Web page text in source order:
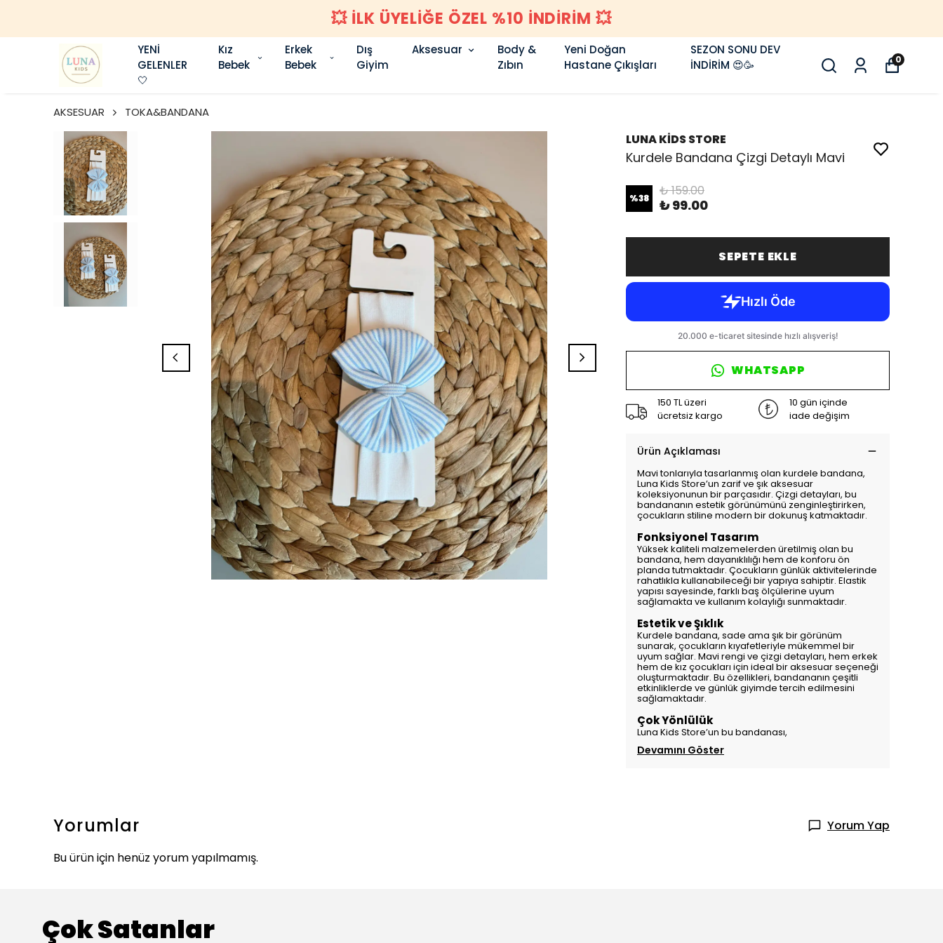
💥 İLK ÜYELİĞE ÖZEL %10 İNDİRİM 💥
YENİ
GELENLER
🤍
Kız
Bebek
Erkek
Bebek
Dış
Giyim
Aksesuar
Body &
Zıbın
Yeni Doğan
Hastane Çıkışları
SEZON SONU DEV
İNDİRİM 😍🥳
0
AKSESUAR TOKA&BANDANA
LUNA KİDS STORE
Kurdele Bandana Çizgi Detaylı Mavi
%38 ₺ 159.00
₺ 99.00
SEPETE EKLE
WHATSAPP
150 TL üzeri
ücretsiz kargo
10 gün içinde
iade değişim
Ürün Açıklaması
Mavi tonlarıyla tasarlanmış olan kurdele bandana,
Luna Kids Store’un zarif ve şık aksesuar
koleksiyonunun bir parçasıdır. Çizgi detayları, bu
bandananın estetik görünümünü zenginleştirirken,
çocukların stiline modern bir dokunuş katmaktadır.
Fonksiyonel Tasarım
Yüksek kaliteli malzemelerden üretilmiş olan bu
bandana, hem dayanıklılığı hem de konforu ön
planda tutmaktadır. Çocukların günlük aktivitelerinde
rahatlıkla kullanabileceği bir yapıya sahiptir. Elastik
yapısı sayesinde, farklı baş ölçülerine uyum
sağlamakta ve kullanım kolaylığı sunmaktadır.
Estetik ve Şıklık
Kurdele bandana, sade ama şık bir görünüm
sunarak, çocukların kıyafetleriyle mükemmel bir
uyum sağlar. Mavi rengi ve çizgi detayları, hem erkek
hem de kız çocukları için ideal bir aksesuar seçeneği
oluşturmaktadır. Bu özellikleri, bandananın çeşitli
etkinliklerde ve günlük giyimde tercih edilmesini
sağlamaktadır.
Çok Yönlülük
Luna Kids Store’un bu bandanası,
Devamını Göster
Yorumlar
Yorum Yap
Bu ürün için henüz yorum yapılmamış.
Çok Satanlar